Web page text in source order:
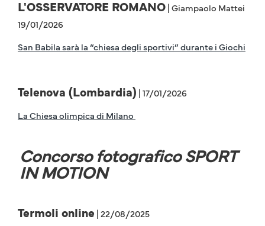
L'OSSERVATORE ROMANO| Giampaolo Mattei
19/01/2026
San Babila sarà la “chiesa degli sportivi” durante i Giochi
Telenova (Lombardia) | 17/01/2026
La Chiesa olimpica di Milano
Concorso fotografico SPORT
IN MOTION
Termoli online | 22/08/2025